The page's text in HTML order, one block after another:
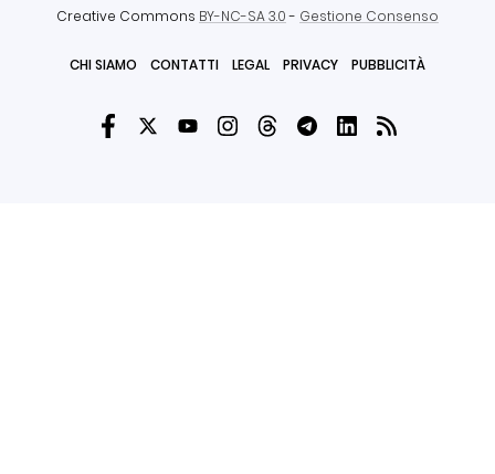
Creative Commons BY-NC-SA 3.0- Gestione Consenso
CHI SIAMO CONTATTI LEGAL PRIVACY PUBBLICITÀ